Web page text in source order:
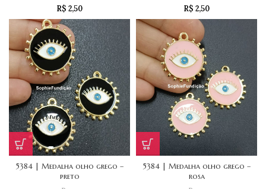
R$ 2,50
R$ 2,50
5384 | Medalha olho grego –
preto
5384 | Medalha olho grego –
rosa